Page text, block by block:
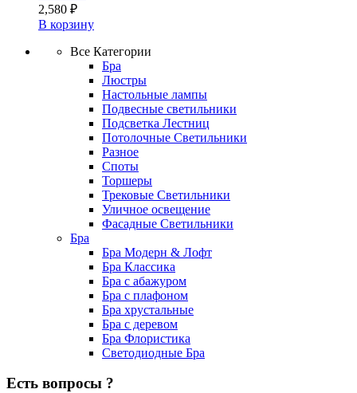
2,580 ₽
В корзину
Все Категории
Бра
Люстры
Настольные лампы
Подвесные светильники
Подсветка Лестниц
Потолочные Светильники
Разное
Споты
Торшеры
Трековые Светильники
Уличное освещение
Фасадные Светильники
Бра
Бра Модерн & Лофт
Бра Классика
Бра с абажуром
Бра с плафоном
Бра хрустальные
Бра с деревом
Бра Флористика
Светодиодные Бра
Есть вопросы ?